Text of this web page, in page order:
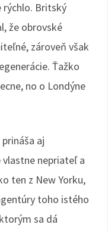
rýchlo. Britský
že obrovské
zároveň však
Ťažko
no o Londýne
aj
nepriateľ a
ten z New Yorku,
toho istého
sa dá